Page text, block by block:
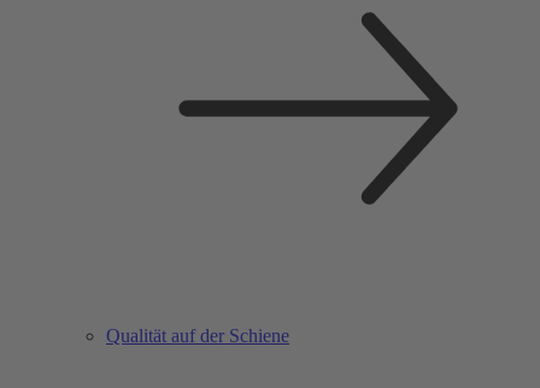
Qualität auf der Schiene